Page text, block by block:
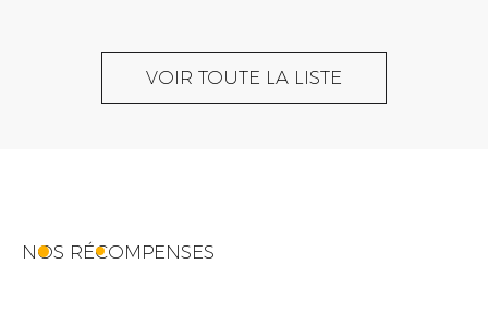
VOIR TOUTE LA LISTE
NOS RÉCOMPENSES